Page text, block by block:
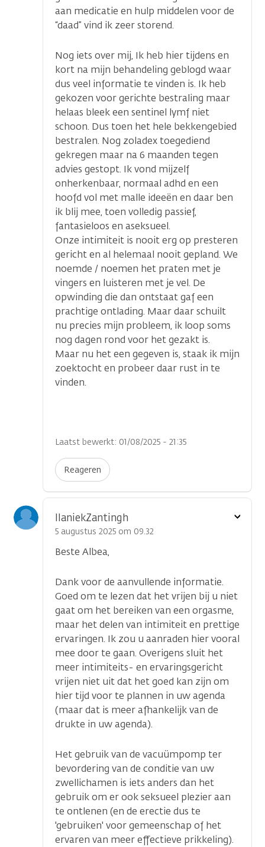
aan medicatie en hulp middelen voor de
“daad” vind ik zeer storend.
Nog iets over mij, Ik heb hier tijdens en
kort na mijn behandeling geblogd waar
dus veel informatie te vinden is. Ik heb
gekozen voor gerichte bestraling maar
helaas bleek een sentinel lymf niet
schoon. Dus toen het hele bekkengebied
bestralen. Nog zoladex toegediend
gekregen maar na 6 maanden tegen
advies gestopt. Ik vond mijzelf
onherkenbaar, normaal adhd en een
hoofd vol met malle ideeën en daar ben
ik blij mee, toen volledig passief,
fantasieloos en aseksueel.
Onze intimiteit is nooit erg op presteren
gericht en al helemaal nooit gepland. We
noemde / noemen het praten met je
vingers en luisteren met je vel. De
opwinding die dan ontstaat gaf een
prachtige ontlading. Maar daar schuilt
nu precies mijn probleem, ik loop soms
nog dagen rond voor het gezakt is.
Maar nu het een gegeven is, staak ik mijn
zoektocht en probeer daar rust in te
vinden.
Laatst bewerkt: 01/08/2025 - 21:35
Reageren
IlaniekZantingh
5 augustus 2025 om 09.32
Beste Albea,
Dank voor de aanvullende informatie.
Goed om te lezen dat het vrijen bij u niet
gaat om het bereiken van een orgasme,
maar het delen van intimiteit en prettige
ervaringen. Ik zou u aanraden hier vooral
mee door te gaan. Overigens sluit het
meer intimiteits- en ervaringsgericht
vrijen niet uit dat het goed kan zijn om
hier tijd voor te plannen in uw agenda
(maar dat is meer afhankelijk van de
drukte in uw agenda).
Het gebruik van de vacuümpomp ter
bevordering van de conditie van uw
zwellichamen is iets anders dan het
gebruik om er ook seksueel plezier aan
te ontlenen (en de erectie dus te
'gebruiken' voor gemeenschap of het
ervaren van meer effectieve prikkeling).
Toon